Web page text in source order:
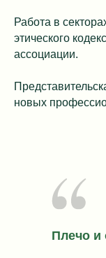
Работа в
этического
ассоциации.
новых
Плечо и